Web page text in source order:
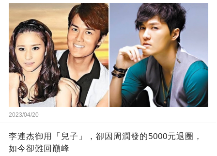
2023/04/20
李連杰御用「兒子」，卻因周潤發的5000元退圈，
如今卻難回巔峰